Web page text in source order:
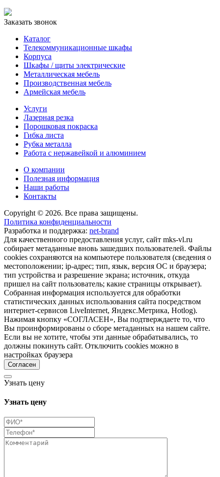
Заказать звонок
Каталог
Телекоммуникационные шкафы
Корпуса
Шкафы / щиты электрические
Металлическая мебель
Производственная мебель
Армейская мебель
Услуги
Лазерная резка
Порошковая покраска
Гибка листа
Рубка металла
Работа с нержавейкой и алюминием
О компании
Полезная информация
Наши работы
Контакты
Copyright © 2026. Все права защищены.
Политика конфиденциальности
Разработка и поддержка: net-brand
Для качественного предоставления услуг, сайт mks-vl.ru
собирает метаданные вновь зашедших пользователей. Файлы
cookies сохраняются на компьютере пользователя (сведения о
местоположении; ip-адрес; тип, язык, версия ОС и браузера;
тип устройства и разрешение экрана; источник, откуда
пришел на сайт пользователь; какие страницы открывает).
Собранная информация используется для обработки
статистических данных использования сайта посредством
интернет-сервисов LiveInternet, Яндекс.Метрика, Hotlog).
Нажимая кнопку «СОГЛАСЕН», Вы подтверждаете то, что
Вы проинформированы о сборе метаданных на нашем сайте.
Если вы не хотите, чтобы эти данные обрабатывались, то
должны покинуть сайт. Отключить cookies можно в
настройках браузера
Согласен
Узнать цену
Узнать цену